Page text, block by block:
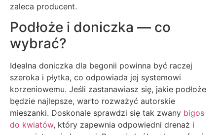
zaleca producent.
Podłoże i doniczka — co
wybrać?
Idealna doniczka dla begonii powinna być raczej
szeroka i płytka, co odpowiada jej systemowi
korzeniowemu. Jeśli zastanawiasz się, jakie podłoże
będzie najlepsze, warto rozważyć autorskie
mieszanki. Doskonale sprawdzi się tak zwany bigos
do kwiatów, który zapewnia odpowiedni drenaż i